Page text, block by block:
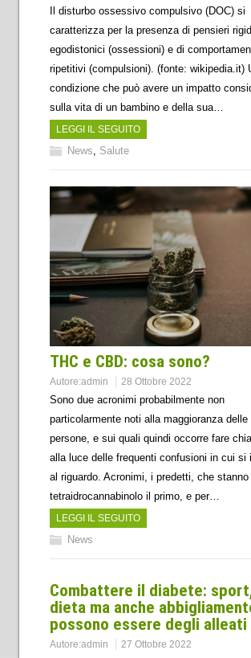
Il disturbo ossessivo compulsivo (DOC) si
caratterizza per la presenza di pensieri
egodistonici (ossessioni) e di
ripetitivi (compulsioni). (fonte: wikipedia.it)
condizione che può avere un impatto
sulla vita di un bambino e della sua…
LEGGI IL SEGUITO
News, Salute
THC e CBD: cosa sono?
Autore:admin 28 Ottobre 2022
Sono due acronimi probabilmente non
particolarmente noti alla maggioranza delle
persone, e sui quali quindi occorre fare
alla luce delle frequenti confusioni in cui si
al riguardo. Acronimi, i predetti, che stanno
tetraidrocannabinolo il primo, e per…
LEGGI IL SEGUITO
News
Combattere il diabete:
dieta ma anche
possono essere degli alleati
Autore:admin 27 Ottobre 2022